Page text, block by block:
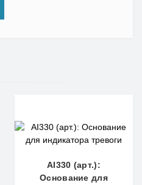
AI330 (арт.):
Основание для